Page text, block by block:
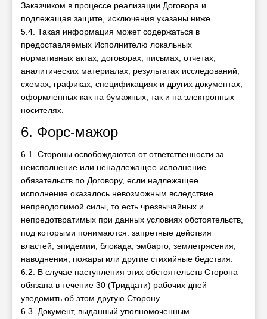
Заказчиком в процессе реализации Договора и
подлежащая защите, исключения указаны ниже.
5.4. Такая информация может содержаться в
предоставляемых Исполнителю локальных
нормативных актах, договорах, письмах, отчетах,
аналитических материалах, результатах исследований,
схемах, графиках, спецификациях и других документах,
оформленных как на бумажных, так и на электронных
носителях.
6. Форс-мажор
6.1. Стороны освобождаются от ответственности за
неисполнение или ненадлежащее исполнение
обязательств по Договору, если надлежащее
исполнение оказалось невозможным вследствие
непреодолимой силы, то есть чрезвычайных и
непредотвратимых при данных условиях обстоятельств,
под которыми понимаются: запретные действия
властей, эпидемии, блокада, эмбарго, землетрясения,
наводнения, пожары или другие стихийные бедствия.
6.2. В случае наступления этих обстоятельств Сторона
обязана в течение 30 (Тридцати) рабочих дней
уведомить об этом другую Сторону.
6.3. Документ, выданный уполномоченным